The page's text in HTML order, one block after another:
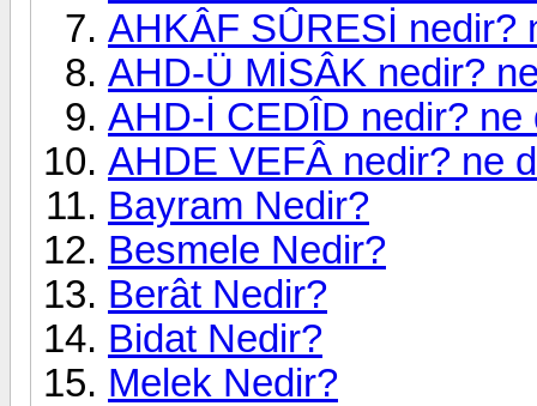
AHKÂF SÛRESİ nedir?
AHD-Ü MİSÂK nedir?
AHD-İ CEDÎD nedir? ne
AHDE VEFÂ nedir? ne
Bayram Nedir?
Besmele Nedir?
Berât Nedir?
Bidat Nedir?
Melek Nedir?